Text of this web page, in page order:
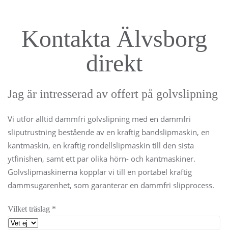
Kontakta Älvsborg
direkt
Jag är intresserad av offert på golvslipning
Vi utför alltid dammfri golvslipning med en dammfri
sliputrustning bestående av en kraftig bandslipmaskin, en
kantmaskin, en kraftig rondellslipmaskin till den sista
ytfinishen, samt ett par olika hörn- och kantmaskiner.
Golvslipmaskinerna kopplar vi till en portabel kraftig
dammsugarenhet, som garanterar en dammfri slipprocess.
Vilket träslag *